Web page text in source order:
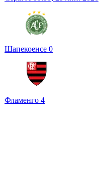
Шапекоенсе 0
Фламенго 4